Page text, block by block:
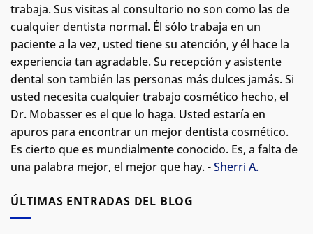
trabaja. Sus visitas al consultorio no son como las de
cualquier dentista normal. Él sólo trabaja en un
paciente a la vez, usted tiene su atención, y él hace la
experiencia tan agradable. Su recepción y asistente
dental son también las personas más dulces jamás. Si
usted necesita cualquier trabajo cosmético hecho, el
Dr. Mobasser es el que lo haga. Usted estaría en
apuros para encontrar un mejor dentista cosmético.
Es cierto que es mundialmente conocido. Es, a falta de
una palabra mejor, el mejor que hay. -Sherri A.
ÚLTIMAS ENTRADAS DEL BLOG